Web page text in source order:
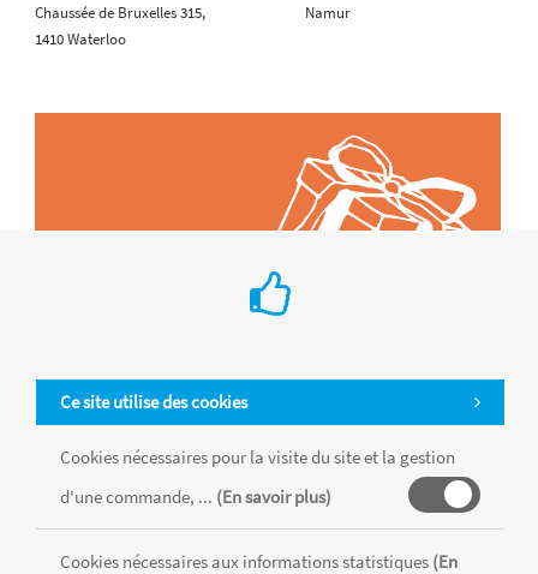
Ce site utilise des cookies
Cookies nécessaires pour la visite du site et la gestion
d'une commande, ... (En savoir plus)
Cookies nécessaires aux informations statistiques (En
Chaussée de Bruxelles 315,
1410 Waterloo
Namur
Tous les produits sont vendus dans la limite des stocks disponibles de
chaque magasin, toutes taxes comprises.